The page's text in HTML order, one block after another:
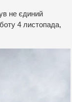
не єдиний
4 листопада,